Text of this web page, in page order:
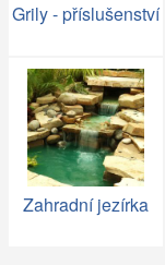
Grily - příslušenství
Zahradní jezírka